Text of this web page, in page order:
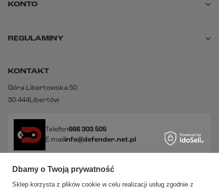
KONTO
REGULAMINY
KONTAKT
Góra Libertowska 50
30-444Libertów
Telefon666 303 505
E-mailinfo@defender.net.pl
Dbamy o Twoją prywatność
Sklep korzysta z plików cookie w celu realizacji usług zgodnie z